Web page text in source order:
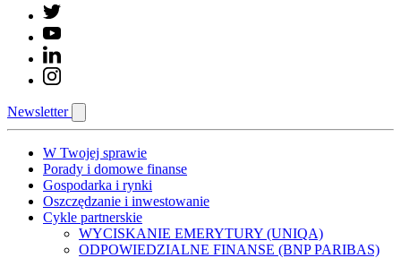
Newsletter
W Twojej sprawie
Porady i domowe finanse
Gospodarka i rynki
Oszczędzanie i inwestowanie
Cykle partnerskie
WYCISKANIE EMERYTURY (UNIQA)
ODPOWIEDZIALNE FINANSE (BNP PARIBAS)